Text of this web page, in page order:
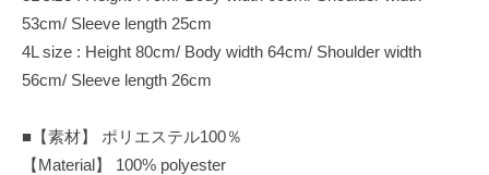
53cm/ Sleeve length 25cm
4L size : Height 80cm/ Body width 64cm/ Shoulder width
56cm/ Sleeve length 26cm
■【素材】 ポリエステル100％
【Material】 100% polyester